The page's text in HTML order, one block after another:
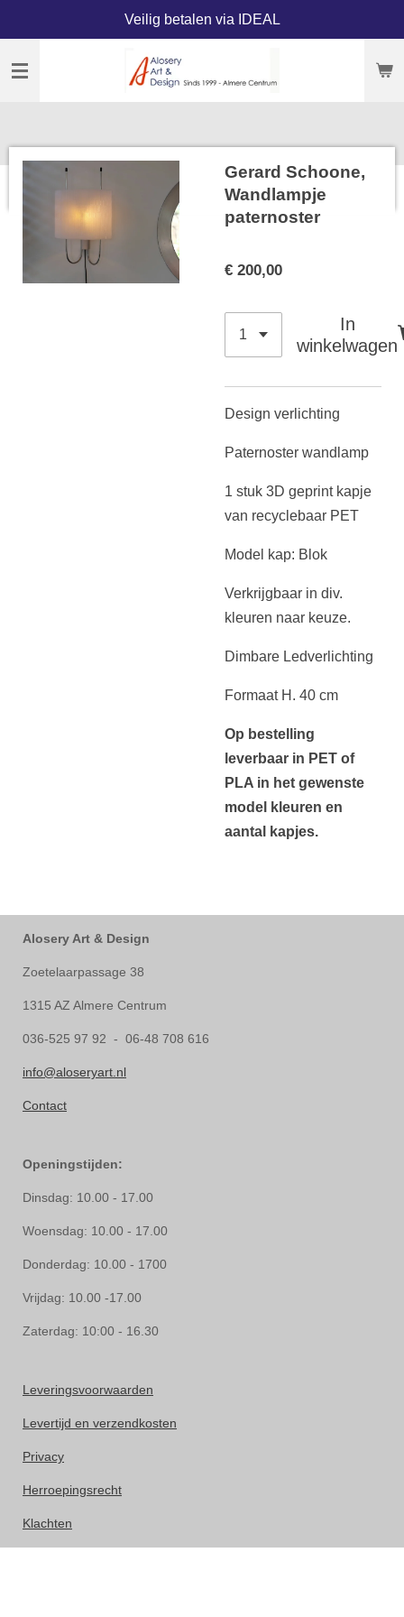
naar
Veilig betalen via IDEAL
Gerard Schoone,
Wandlampje
paternoster
€ 200,00
In
winkelwagen
Design verlichting
Paternoster wandlamp
1 stuk 3D geprint kapje
van recyclebaar PET
Model kap: Blok
Verkrijgbaar in div.
kleuren naar keuze.
Dimbare Ledverlichting
Formaat H. 40 cm
Op bestelling
leverbaar in PET of
PLA in het gewenste
model kleuren en
aantal kapjes.
Alosery Art & Design
Zoetelaarpassage 38
1315 AZ Almere Centrum
036-525 97 92 - 06-48 708 616
info@aloseryart.nl
Contact
Openingstijden:
Dinsdag: 10.00 - 17.00
Woensdag: 10.00 - 17.00
Donderdag: 10.00 - 1700
Vrijdag: 10.00 -17.00
Zaterdag: 10:00 - 16.30
Leveringsvoorwaarden
Levertijd en verzendkosten
Privacy
Herroepingsrecht
Klachten